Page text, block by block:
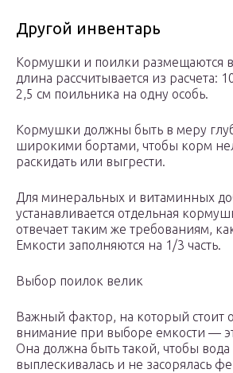
Другой инвентарь
Кормушки и поилки размещаются
длина рассчитывается из расчета:
2,5 см поильника на одну особь.
Кормушки должны быть в меру
широкими бортами, чтобы корм
раскидать или выгрести.
Для минеральных и витаминных
устанавливается отдельная
отвечает таким же требованиям,
Емкости заполняются на 1/3 часть.
Выбор поилок велик
Важный фактор, на который стоит
внимание при выборе емкости —
Она должна быть такой, чтобы вода
выплескивалась и не засорялась